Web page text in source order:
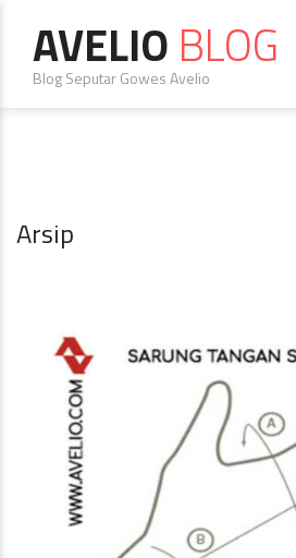
AVELIO BLOG
Blog Seputar Gowes Avelio
Arsip